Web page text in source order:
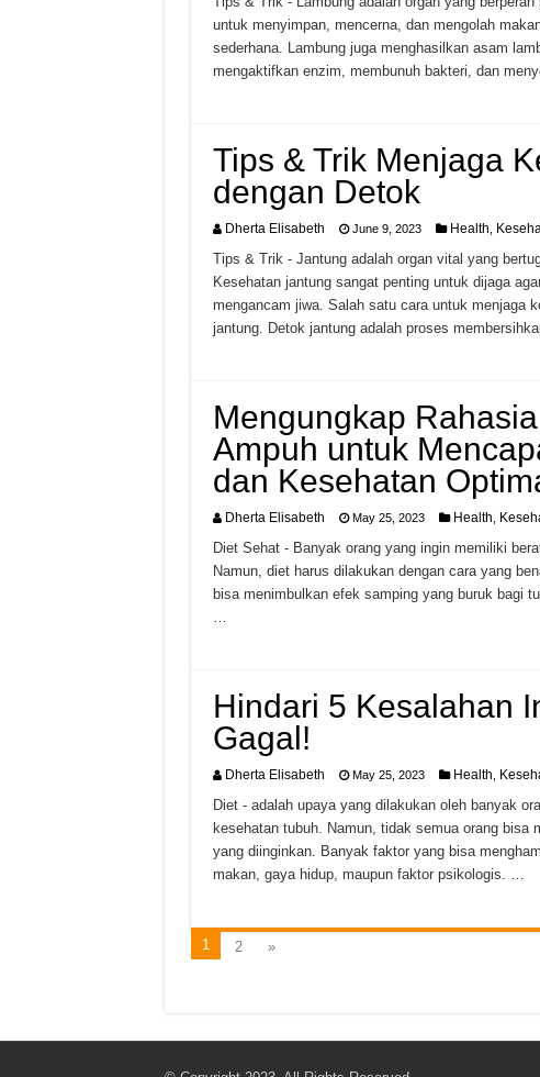
untuk menyimpan, mencerna, dan mengolah
sederhana. Lambung juga menghasilkan asam
mengaktifkan enzim, membunuh bakteri, dan
Tips & Trik Menjaga
dengan Detok
Dherta Elisabeth June 9, 2023 Health
Tips & Trik - Jantung adalah organ vital yang
Kesehatan jantung sangat penting untuk dijaga
mengancam jiwa. Salah satu cara untuk menjaga
jantung. Detok jantung adalah proses
Mengungkap
Ampuh untuk
dan Kesehatan
Dherta Elisabeth May 25, 2023 Health
Diet Sehat - Banyak orang yang ingin memiliki
Namun, diet harus dilakukan dengan cara yang
bisa menimbulkan efek samping yang buruk bagi
Hindari 5 Kesalahan
Gagal!
Dherta Elisabeth May 25, 2023 Health
Diet - adalah upaya yang dilakukan oleh banyak
kesehatan tubuh. Namun, tidak semua orang bisa
yang diinginkan. Banyak faktor yang bisa
makan, gaya hidup, maupun faktor psikologis. …
1 2 »